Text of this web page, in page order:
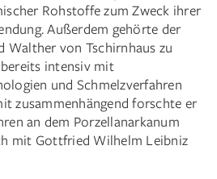
Rohstoffe zum Zweck ihrer
Außerdem gehörte der
Walther von Tschirnhaus zu
intensiv mit
und Schmelzverfahren
zusammenhängend forschte er
an dem Porzellan­arkanum
mit Gottfried Wilhelm Leibniz